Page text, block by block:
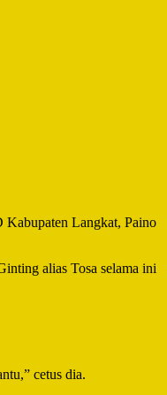
Kabupaten Langkat, Paino
alias Tosa selama ini
cetus dia.